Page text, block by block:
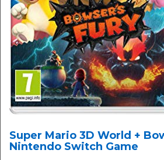
Super Mario 3D World +
Nintendo Switch Game